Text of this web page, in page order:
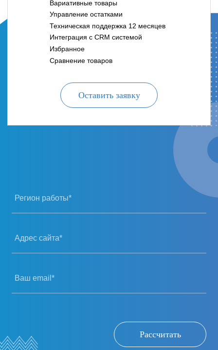
Вариативные товары
Управление остатками
Техническая поддержка 12 месяцев
Интеграция с CRM системой
Избранное
Сравнение товаров
Оставить заявку
Регион работы*
Адрес сайта*
Ваш email*
Рассчитать